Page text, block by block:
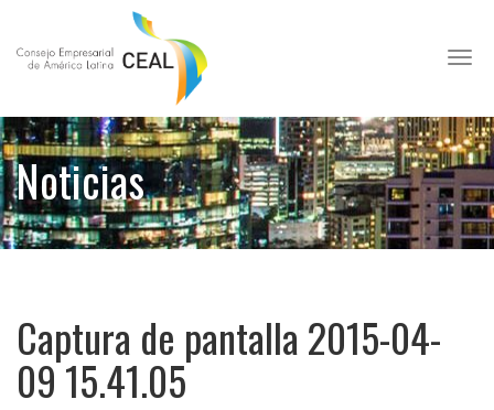
Noticias
Captura de pantalla 2015-04-
09 15.41.05